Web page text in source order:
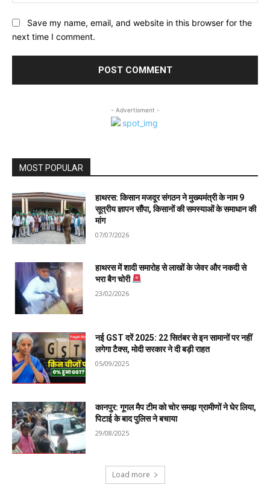
Save my name, email, and website in this browser for the
next time I comment.
- Advertisment -
MOST POPULAR
हाथरस: किसान मजदूर संगठन ने मुख्यमंत्री के नाम 9
सूत्रीय ज्ञापन सौंपा, किसानों की समस्याओं के समाधान की
मांग
07/07/2026
हाथरस में शादी समारोह से लाखों के जेवर और नकदी से
भरा बैग चोरी
23/02/2026
नई GST दरें 2025: 22 सितंबर से इन सामानों पर नहीं
लगेगा टैक्स, मोदी सरकार ने दी बड़ी राहत
05/09/2025
कानपुर: गूगल मैप टीम को चोर समझ ग्रामीणों ने घेर लिया,
पिटाई के बाद पुलिस ने बचाया
29/08/2025
Load more